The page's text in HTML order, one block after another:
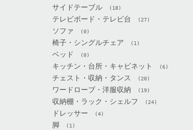
サイドテーブル (18)
テレビボード・テレビ台 (27)
ソファ (0)
椅子・シングルチェア (1)
ベッド (0)
キッチン・台所・キャビネット (6)
チェスト・収納・タンス (20)
ワードローブ・洋服収納 (19)
収納棚・ラック・シェルフ (24)
ドレッサー (4)
脚 (1)